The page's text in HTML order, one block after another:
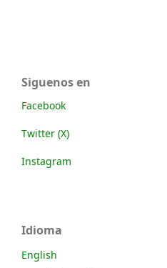
Siguenos en
Facebook
Twitter (X)
Instagram
Idioma
English